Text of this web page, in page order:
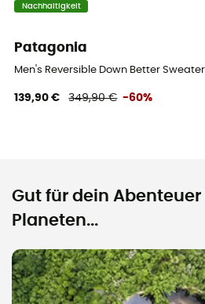
Nachhaltigkeit
Patagonia
Men's Reversible Down Better
139,90 € 349,90 € -60%
Gut für dein Abenteuer
Planeten...